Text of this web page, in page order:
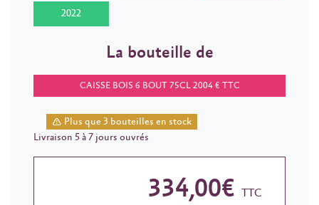
2022
La bouteille de
CAISSE BOIS 6 BOUT 75CL 2004 € TTC
Plus que 3 bouteilles en stock
Livraison 5 à 7 jours ouvrés
334,00€ TTC